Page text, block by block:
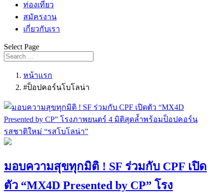
ท่องเที่ยว
สมัครงาน
เกี่ยวกับเรา
Select Page
หน้าแรก
#ป็อปคอร์นโบโลน่า
มอบความสุขทุกมิติ ! SF ร่วมกับ CPF เปิด
ตัว “MX4D Presented by CP” โรง